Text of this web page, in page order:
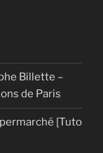
Billette –
de Paris
[Tuto